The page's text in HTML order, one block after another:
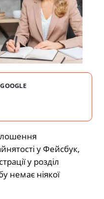
у Фейсбук,
у розділ
немає ніякої